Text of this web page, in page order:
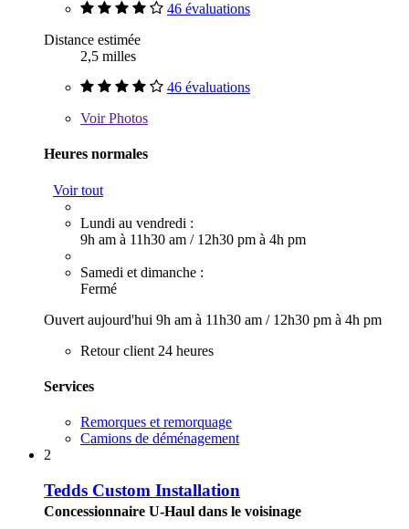
46 évaluations
Distance estimée
2,5 milles
46 évaluations
VoirPhotos
Heures normales
Voir tout
Lundi au vendredi :
9h am à 11h30 am / 12h30 pm à 4h pm
Samedi et dimanche :
Fermé
Ouvert aujourd'hui 9h am à 11h30 am / 12h30 pm à 4h pm
Retour client 24 heures
Services
Remorques et remorquage
Camions de déménagement
2
Tedds Custom Installation
Concessionnaire U-Haul dans le voisinage